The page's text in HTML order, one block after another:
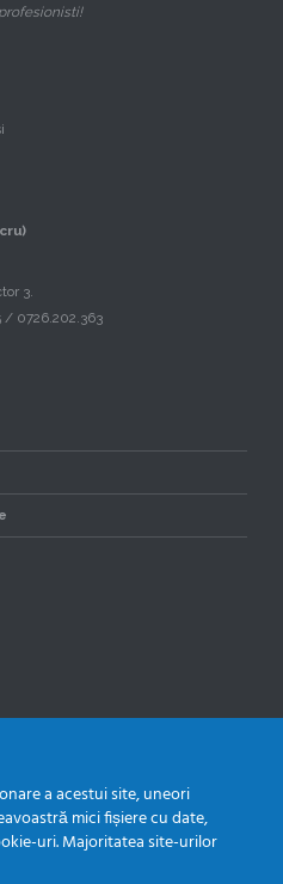
3.
/ 0726.202.363
Realizat deHappy Advertising
a acestui site, uneori
mici fișiere cu date,
uri. Majoritatea site-urilor